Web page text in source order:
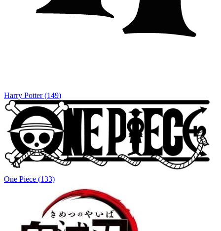
Harry Potter (149)
One Piece (133)